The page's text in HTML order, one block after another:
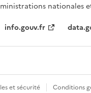
nationales
info.gouv.fr
et sécurité Conditions